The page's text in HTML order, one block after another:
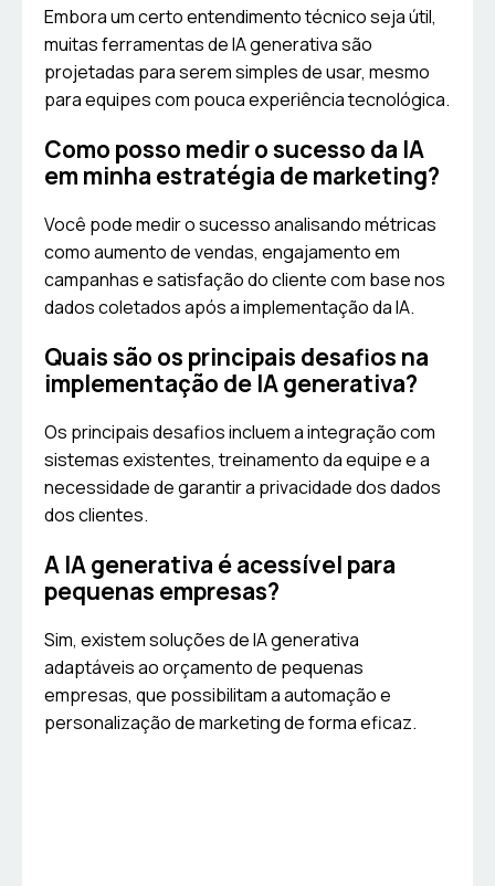
Embora um certo entendimento técnico seja útil,
muitas ferramentas de IA generativa são
projetadas para serem simples de usar, mesmo
para equipes com pouca experiência tecnológica.
Como posso medir o sucesso da IA
em minha estratégia de marketing?
Você pode medir o sucesso analisando métricas
como aumento de vendas, engajamento em
campanhas e satisfação do cliente com base nos
dados coletados após a implementação da IA.
Quais são os principais desafios na
implementação de IA generativa?
Os principais desafios incluem a integração com
sistemas existentes, treinamento da equipe e a
necessidade de garantir a privacidade dos dados
dos clientes.
A IA generativa é acessível para
pequenas empresas?
Sim, existem soluções de IA generativa
adaptáveis ao orçamento de pequenas
empresas, que possibilitam a automação e
personalização de marketing de forma eficaz.